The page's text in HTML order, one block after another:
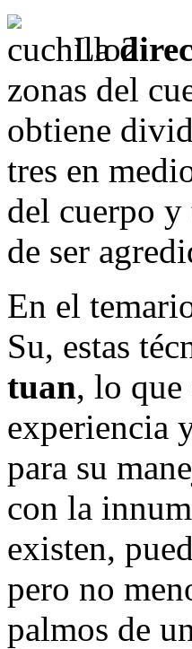
La
zonas del
obtiene
tres en
del cuerpo
de ser
En el
Su, estas
tuan, lo que
experiencia
para su
con la
existen,
pero no
palmos de